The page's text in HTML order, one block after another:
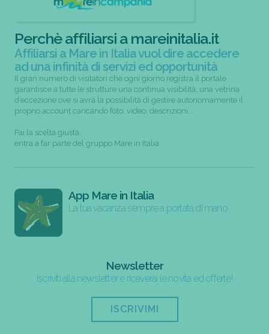
Perchè affiliarsi a mareinitalia.it
Affiliarsi a Mare in Italia vuol dire accedere
ad una infinità di servizi ed opportunità
Il gran numero di visitatori che ogni giorno registra il portale
garantisce a tutte le strutture una continua visibilità; una vetrina
d’eccezione ove si avrà la possibilità di gestire autonomamente il
proprio account caricando foto, video, descrizioni...
Fai la scelta giusta,
entra a far parte del gruppo Mare in Italia
App Mare in Italia
La tua vacanza sempre a portata di mano
Newsletter
Iscriviti alla newsletter e riceverai le novità ed offerte!
ISCRIVIMI